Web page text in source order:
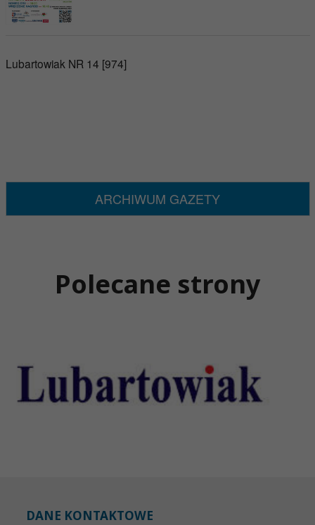
Lubartowiak NR 14 [974]
ARCHIWUM GAZETY
Polecane strony
DANE KONTAKTOWE